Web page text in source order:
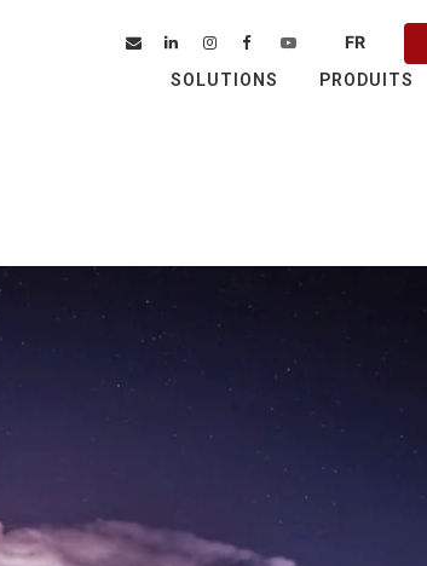
FR
PT
SOLUTIONS PRODUITS